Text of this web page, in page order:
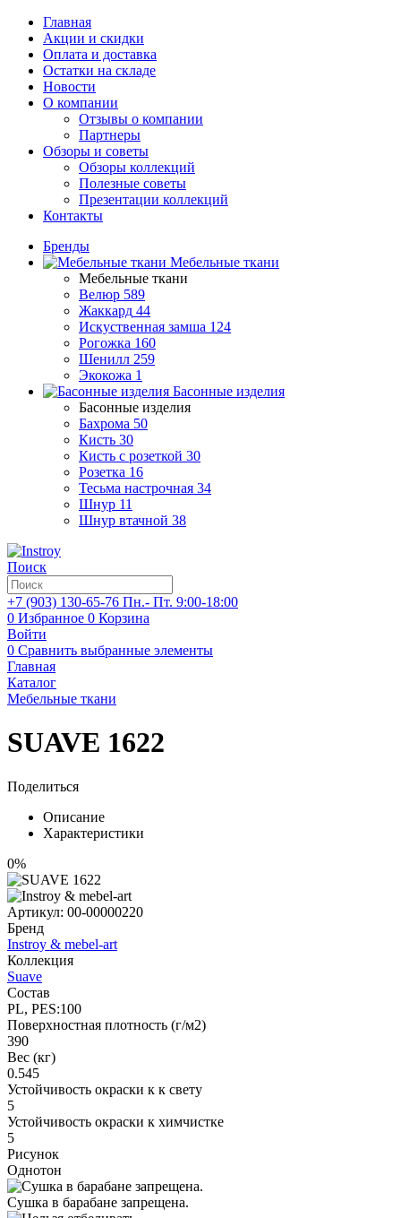
Главная
Акции и скидки
Оплата и доставка
Остатки на складе
Новости
О компании
Отзывы о компании
Партнеры
Обзоры и советы
Обзоры коллекций
Полезные советы
Презентации коллекций
Контакты
Бренды
Мебельные ткани
Мебельные ткани
Велюр 589
Жаккард 44
Искуственная замша 124
Рогожка 160
Шенилл 259
Экокожа 1
Басонные изделия
Басонные изделия
Бахрома 50
Кисть 30
Кисть с розеткой 30
Розетка 16
Тесьма настрочная 34
Шнур 11
Шнур втачной 38
Поиск
+7 (903) 130-65-76 Пн.- Пт. 9:00-18:00
0 Избранное 0 Корзина
Войти
0 Сравнить выбранные элементы
Главная
Каталог
Мебельные ткани
SUAVE 1622
Поделиться
Описание
Характеристики
0%
Артикул: 00-00000220
Бренд
Instroy & mebel-art
Коллекция
Suave
Состав
PL, PES:100
Поверхностная плотность (г/м2)
390
Вес (кг)
0.545
Устойчивость окраски к к свету
5
Устойчивость окраски к химчистке
5
Рисунок
Однотон
Сушка в барабане запрещена.